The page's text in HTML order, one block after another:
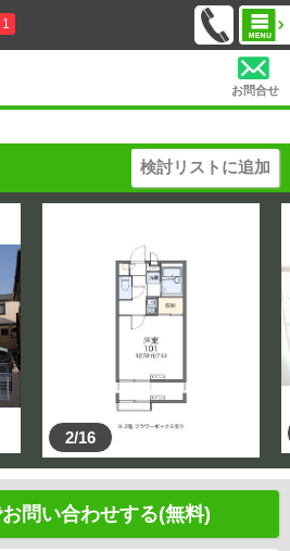
1
お問合せ
検討リストに追加
2/16
問い合わせする(無料)